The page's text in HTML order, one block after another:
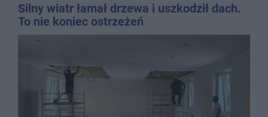
Silny wiatr łamał drzewa i uszkodził dach.
To nie koniec ostrzeżeń